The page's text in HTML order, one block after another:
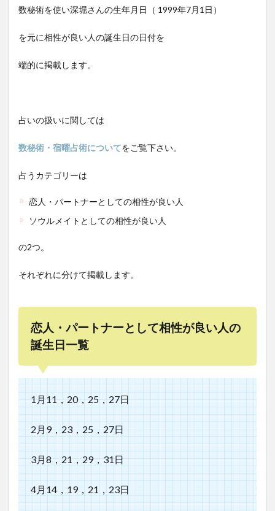
数秘術を使い深堀さんの生年月日（ 1999年7月1日 ）
を元に相性が良い人の誕生日の日付を
端的に掲載します。
占いの扱いに関しては
数秘術・宿曜占術についてをご覧下さい。
占うカテゴリーは
恋人・パートナーとしての相性が良い人
ソウルメイトとしての相性が良い人
の2つ。
それぞれに分けて掲載します。
恋人・パートナーとして相性が良い人の
誕生日一覧
1月11，20，25，27日
2月9，23，25，27日
3月8，21，29，31日
4月14，19，21，23日